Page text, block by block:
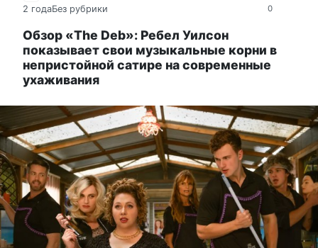
0
2 годаБез рубрики
Обзор «The Deb»: Ребел Уилсон
показывает свои музыкальные корни в
непристойной сатире на современные
ухаживания